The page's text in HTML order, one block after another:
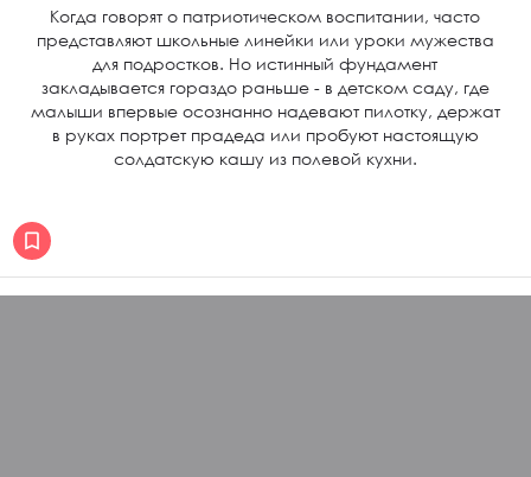
Когда говорят о патриотическом воспитании, часто
представляют школьные линейки или уроки мужества
для подростков. Но истинный фундамент
закладывается гораздо раньше - в детском саду, где
малыши впервые осознанно надевают пилотку, держат
в руках портрет прадеда или пробуют настоящую
солдатскую кашу из полевой кухни.